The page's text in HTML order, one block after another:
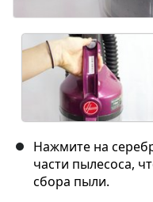
Нажмите на
части пылесоса,
сбора пыли.